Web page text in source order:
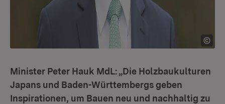
Minister Peter Hauk MdL: „Die Holzbaukulturen
Japans und Baden-Württembergs geben
Inspirationen, um Bauen neu und nachhaltig zu